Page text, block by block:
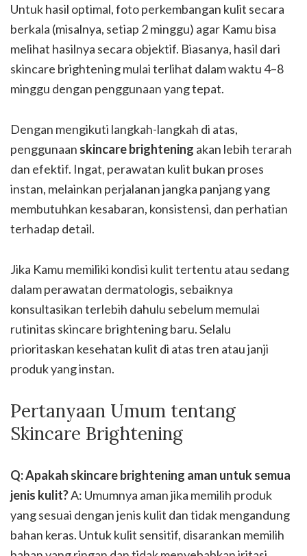
Untuk hasil optimal, foto perkembangan kulit secara
berkala (misalnya, setiap 2 minggu) agar Kamu bisa
melihat hasilnya secara objektif. Biasanya, hasil dari
skincare brightening mulai terlihat dalam waktu 4–8
minggu dengan penggunaan yang tepat.
Dengan mengikuti langkah-langkah di atas,
penggunaan skincare brightening akan lebih terarah
dan efektif. Ingat, perawatan kulit bukan proses
instan, melainkan perjalanan jangka panjang yang
membutuhkan kesabaran, konsistensi, dan perhatian
terhadap detail.
Jika Kamu memiliki kondisi kulit tertentu atau sedang
dalam perawatan dermatologis, sebaiknya
konsultasikan terlebih dahulu sebelum memulai
rutinitas skincare brightening baru. Selalu
prioritaskan kesehatan kulit di atas tren atau janji
produk yang instan.
Pertanyaan Umum tentang
Skincare Brightening
Q: Apakah skincare brightening aman untuk semua
jenis kulit?A: Umumnya aman jika memilih produk
yang sesuai dengan jenis kulit dan tidak mengandung
bahan keras. Untuk kulit sensitif, disarankan memilih